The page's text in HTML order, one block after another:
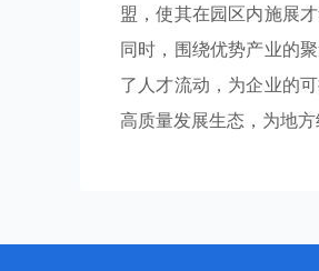
盟，使其在园区内施展
同时，围绕优势产业的
了人才流动，为企业的
高质量发展生态，为地方